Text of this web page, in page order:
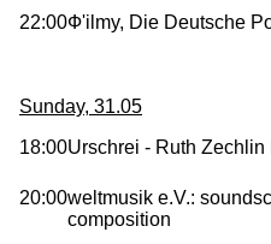
22:00Ф'ilmy, Die Deutsche
Sunday, 31.05
18:00Urschrei - Ruth
20:00weltmusik e.V.:
composition